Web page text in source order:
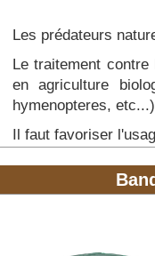
Les prédateurs
Le traitement
en agriculture
hymenopteres,
Il faut favoriser
de haute qualité.
respiratoires.